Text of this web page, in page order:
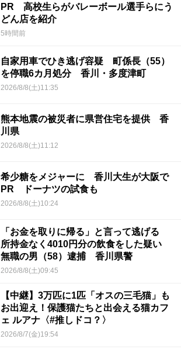
PR 高校生らがバレーボール選手らにう
どん店を紹介
5時間前
自家用車でひき逃げ容疑 町係長（55）
を停職6カ月処分 香川・多度津町
2026/8/8(土)11:35
熊本地震の被災者に県営住宅を提供 香
川県
2026/8/8(土)11:12
希少糖をメジャーに 香川大生が大阪で
PR ドーナツの試食も
2026/8/8(土)10:24
「お金を取りに帰る」と言って逃げる
所持金なく4010円分の飲食をした疑い
無職の男（58）逮捕 香川県警
2026/8/8(土)09:45
【中継】3万匹に1匹「オスの三毛猫」も
お出迎え！保護猫たちと出会える猫カフ
ェ ルアナ〈#推しドコ？〉
2026/8/7(金)19:54